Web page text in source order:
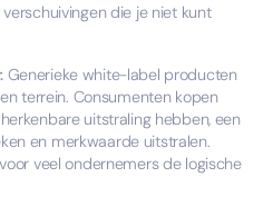
die je niet kunt
Generieke white-label producten
terrein. Consumenten kopen
uitstraling hebben, een
en merkwaarde uitstralen.
veel ondernemers de logische